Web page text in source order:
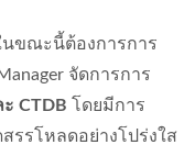
นขณะนี้ต้องการการ
จัดการการ
CTDB โดยมีการ
รรโหลดอย่างโปร่งใส